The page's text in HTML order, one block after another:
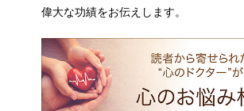
偉大な功績をお伝えします。